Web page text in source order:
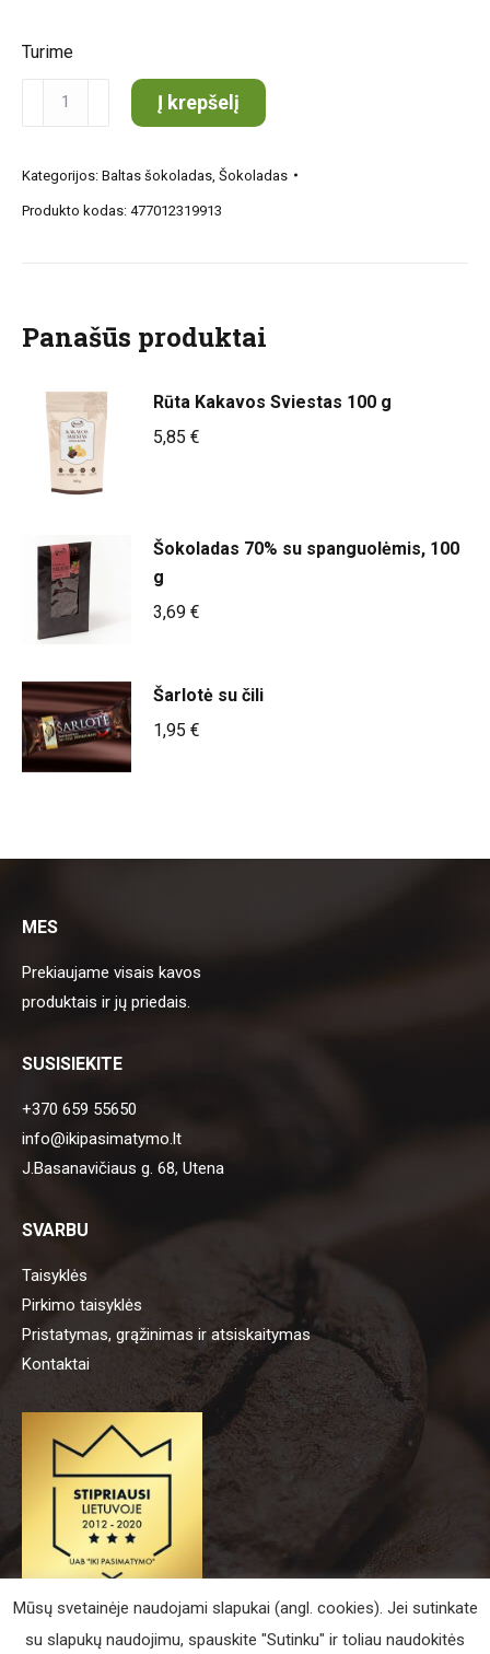
Turime
produkto
kiekis:
šokoladas
su
arbata,
Į krepšelį
Kategorijos: Baltas šokoladas Šokoladas
Produkto kodas: 477012319913
Panašūs produktai
Rūta Kakavos Sviestas 100 g
5,85 €
Šokoladas 70% su spanguolėmis, 100
g
3,69 €
Šarlotė su čili
1,95 €
MES
Prekiaujame visais kavos
produktais ir jų priedais.
SUSISIEKITE
+370 659 55650
info@ikipasimatymo.lt
J.Basanavičiaus g. 68, Utena
SVARBU
Taisyklės
Pirkimo taisyklės
Pristatymas, grąžinimas ir atsiskaitymas
Kontaktai
Mūsų svetainėje naudojami slapukai (angl. cookies). Jei sutinkate
su slapukų naudojimu, spauskite "Sutinku" ir toliau naudokitės